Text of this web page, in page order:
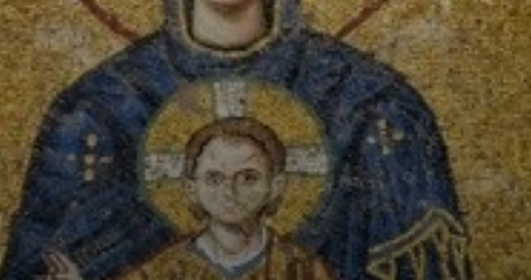
Salomão!', ele
gritou. Imagina a
moral do
imperador.